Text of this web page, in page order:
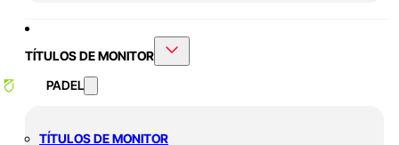
TÍTULOS DE MONITOR
PADEL
TÍTULOS DE MONITOR